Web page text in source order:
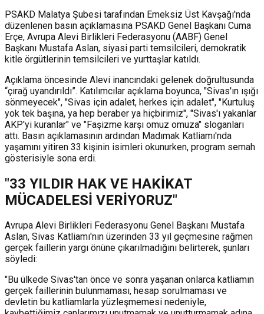
PSAKD Malatya Şubesi tarafından Emeksiz Üst Kavşağı'nda
düzenlenen basın açıklamasına PSAKD Genel Başkanı Cuma
Erçe, Avrupa Alevi Birlikleri Federasyonu (AABF) Genel
Başkanı Mustafa Aslan, siyasi parti temsilcileri, demokratik
kitle örgütlerinin temsilcileri ve yurttaşlar katıldı.
Açıklama öncesinde Alevi inancındaki gelenek doğrultusunda
“çırağ uyandırıldı”. Katılımcılar açıklama boyunca, "Sivas'ın ışığı
sönmeyecek", "Sivas için adalet, herkes için adalet", "Kurtuluş
yok tek başına, ya hep beraber ya hiçbirimiz", "Sivas'ı yakanlar
AKP'yi kuranlar" ve "Faşizme karşı omuz omuza" sloganları
attı. Basın açıklamasının ardından Madımak Katliamı'nda
yaşamını yitiren 33 kişinin isimleri okunurken, program semah
gösterisiyle sona erdi.
"33 YILDIR HAK VE HAKİKAT
MÜCADELESİ VERİYORUZ"
Avrupa Alevi Birlikleri Federasyonu Genel Başkanı Mustafa
Aslan, Sivas Katliamı'nın üzerinden 33 yıl geçmesine rağmen
gerçek faillerin yargı önüne çıkarılmadığını belirterek, şunları
söyledi:
"Bu ülkede Sivas'tan önce ve sonra yaşanan onlarca katliamın
gerçek faillerinin bulunmaması, hesap sorulmaması ve
devletin bu katliamlarla yüzleşmemesi nedeniyle,